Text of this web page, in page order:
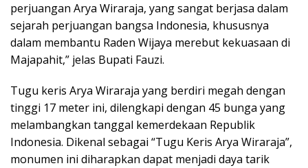
perjuangan Arya Wiraraja, yang sangat berjasa dalam
sejarah perjuangan bangsa Indonesia, khususnya
dalam membantu Raden Wijaya merebut kekuasaan di
Majapahit,” jelas Bupati Fauzi.
Tugu keris Arya Wiraraja yang berdiri megah dengan
tinggi 17 meter ini, dilengkapi dengan 45 bunga yang
melambangkan tanggal kemerdekaan Republik
Indonesia. Dikenal sebagai “Tugu Keris Arya Wiraraja”,
monumen ini diharapkan dapat menjadi daya tarik